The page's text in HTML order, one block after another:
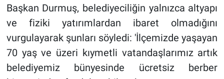
Başkan Durmuş, belediyeciliğin yalnızca altyapı
ve fiziki yatırımlardan ibaret olmadığını
vurgulayarak şunları söyledi: 'İlçemizde yaşayan
70 yaş ve üzeri kıymetli vatandaşlarımız artık
belediyemiz bünyesinde ücretsiz berber